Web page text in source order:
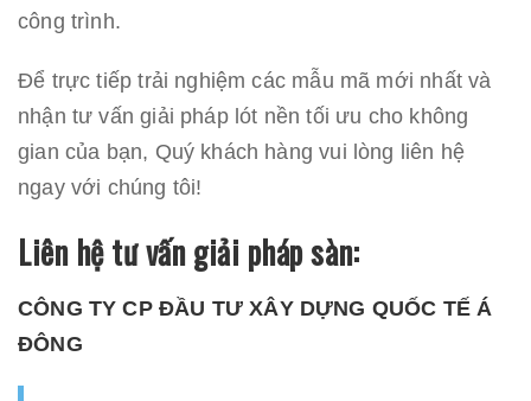
công trình.
Để trực tiếp trải nghiệm các mẫu mã mới nhất và
nhận tư vấn giải pháp lót nền tối ưu cho không
gian của bạn, Quý khách hàng vui lòng liên hệ
ngay với chúng tôi!
Liên hệ tư vấn giải pháp sàn:
CÔNG TY CP ĐẦU TƯ XÂY DỰNG QUỐC TẾ Á
ĐÔNG